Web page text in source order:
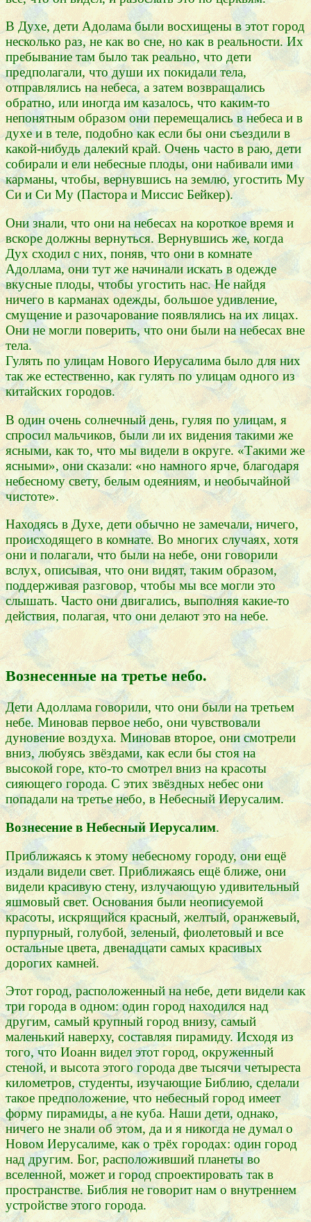
В Духе, дети Адолама были восхищены в этот город
несколько раз, не как во сне, но как в реальности. Их
пребывание там было так реально, что дети
предполагали, что души их покидали тела,
отправлялись на небеса, а затем возвращались
обратно, или иногда им казалось, что каким-то
непонятным образом они перемещались в небеса и в
духе и в теле, подобно как если бы они съездили в
какой-нибудь далекий край. Очень часто в раю, дети
собирали и ели небесные плоды, они набивали ими
карманы, чтобы, вернувшись на землю, угостить Му
Си и Си Му (Пастора и Миссис Бейкер).
Они знали, что они на небесах на короткое время и
вскоре должны вернуться. Вернувшись же, когда
Дух сходил с них, поняв, что они в комнате
Адоллама, они тут же начинали искать в одежде
вкусные плоды, чтобы угостить нас. Не найдя
ничего в карманах одежды, большое удивление,
смущение и разочарование появлялись на их лицах.
Они не могли поверить, что они были на небесах вне
тела.
Гулять по улицам Нового Иерусалима было для них
так же естественно, как гулять по улицам одного из
китайских городов.
В один очень солнечный день, гуляя по улицам, я
спросил мальчиков, были ли их видения такими же
ясными, как то, что мы видели в округе. «Такими же
ясными», они сказали: «но намного ярче, благодаря
небесному свету, белым одеяниям, и необычайной
чистоте».
Находясь в Духе, дети обычно не замечали, ничего,
происходящего в комнате. Во многих случаях, хотя
они и полагали, что были на небе, они говорили
вслух, описывая, что они видят, таким образом,
поддерживая разговор, чтобы мы все могли это
слышать. Часто они двигались, выполняя какие-то
действия, полагая, что они делают это на небе.
Вознесенные на третье небо.
Дети Адоллама говорили, что они были на третьем
небе. Миновав первое небо, они чувствовали
дуновение воздуха. Миновав второе, они смотрели
вниз, любуясь звёздами, как если бы стоя на
высокой горе, кто-то смотрел вниз на красоты
сияющего города. С этих звёздных небес они
попадали на третье небо, в Небесный Иерусалим.
Вознесение в Небесный Иерусалим.
Приближаясь к этому небесному городу, они ещё
издали видели свет. Приближаясь ещё ближе, они
видели красивую стену, излучающую удивительный
яшмовый свет. Основания были неописуемой
красоты, искрящийся красный, желтый, оранжевый,
пурпурный, голубой, зеленый, фиолетовый и все
остальные цвета, двенадцати самых красивых
дорогих камней.
Этот город, расположенный на небе, дети видели как
три города в одном: один город находился над
другим, самый крупный город внизу, самый
маленький наверху, составляя пирамиду. Исходя из
того, что Иоанн видел этот город, окруженный
стеной, и высота этого города две тысячи четыреста
километров, студенты, изучающие Библию, сделали
такое предположение, что небесный город имеет
форму пирамиды, а не куба. Наши дети, однако,
ничего не знали об этом, да и я никогда не думал о
Новом Иерусалиме, как о трёх городах: один город
над другим. Бог, расположивший планеты во
вселенной, может и город спроектировать так в
пространстве. Библия не говорит нам о внутреннем
устройстве этого города.